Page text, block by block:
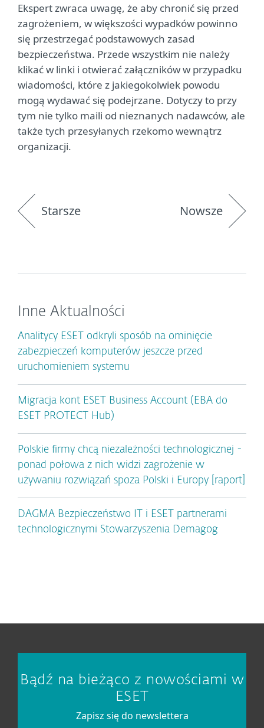
Ekspert zwraca uwagę, że aby chronić się przed
zagrożeniem, w większości wypadków powinno
się przestrzegać podstawowych zasad
bezpieczeństwa. Przede wszystkim nie należy
klikać w linki i otwierać załączników w przypadku
wiadomości, które z jakiegokolwiek powodu
mogą wydawać się podejrzane. Dotyczy to przy
tym nie tylko maili od nieznanych nadawców, ale
także tych przesyłanych rzekomo wewnątrz
organizacji.
Starsze Nowsze
Inne Aktualności
Analitycy ESET odkryli sposób na ominięcie
zabezpieczeń komputerów jeszcze przed
uruchomieniem systemu
Migracja kont ESET Business Account (EBA do
ESET PROTECT Hub)
Polskie firmy chcą niezależności technologicznej -
ponad połowa z nich widzi zagrożenie w
używaniu rozwiązań spoza Polski i Europy [raport]
DAGMA Bezpieczeństwo IT i ESET partnerami
technologicznymi Stowarzyszenia Demagog